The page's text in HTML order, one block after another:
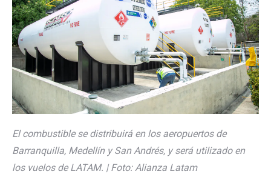
El combustible se distribuirá en los aeropuertos de
Barranquilla, Medellín y San Andrés, y será utilizado en
los vuelos de LATAM. | Foto: Alianza Latam